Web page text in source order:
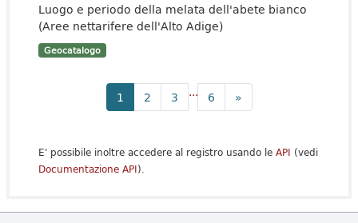
Luogo e periodo della melata dell'abete bianco
(Aree nettarifere dell'Alto Adige)
Geocatalogo
1 2 3 ... 6 »
E' possibile inoltre accedere al registro usando le API (vedi
Documentazione API).